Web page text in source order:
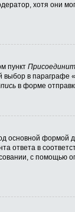
хотя они
пункт
в параграфе
в форме
основной формой
ответа в
с